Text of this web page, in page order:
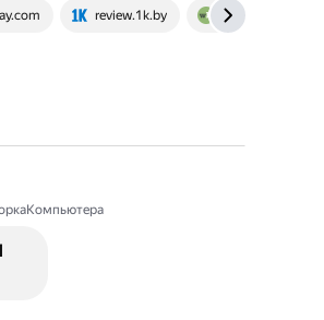
review.1k.by www.wikihow.tech